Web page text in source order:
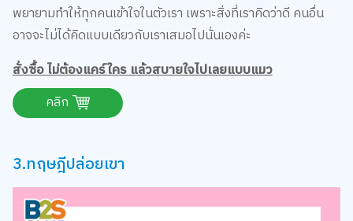
พยายามทำให้ทุกคนเข้าใจในตัวเรา เพราะสิ่งที่เราคิดว่าดี คนอื่น
อาจจะไม่ได้คิดแบบเดียวกับเราเสมอไปนั่นเองค่ะ
สั่งซื้อ ไม่ต้องแคร์ใคร แล้วสบายใจไปเลยแบบแมว
คลิก
3.ทฤษฎีปล่อยเขา